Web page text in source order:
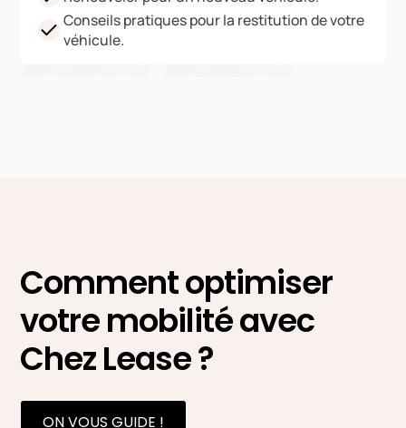
Conseils pratiques pour la restitution de votre
véhicule.
Comment optimiser
votre mobilité avec
Chez Lease ?
ON VOUS GUIDE !